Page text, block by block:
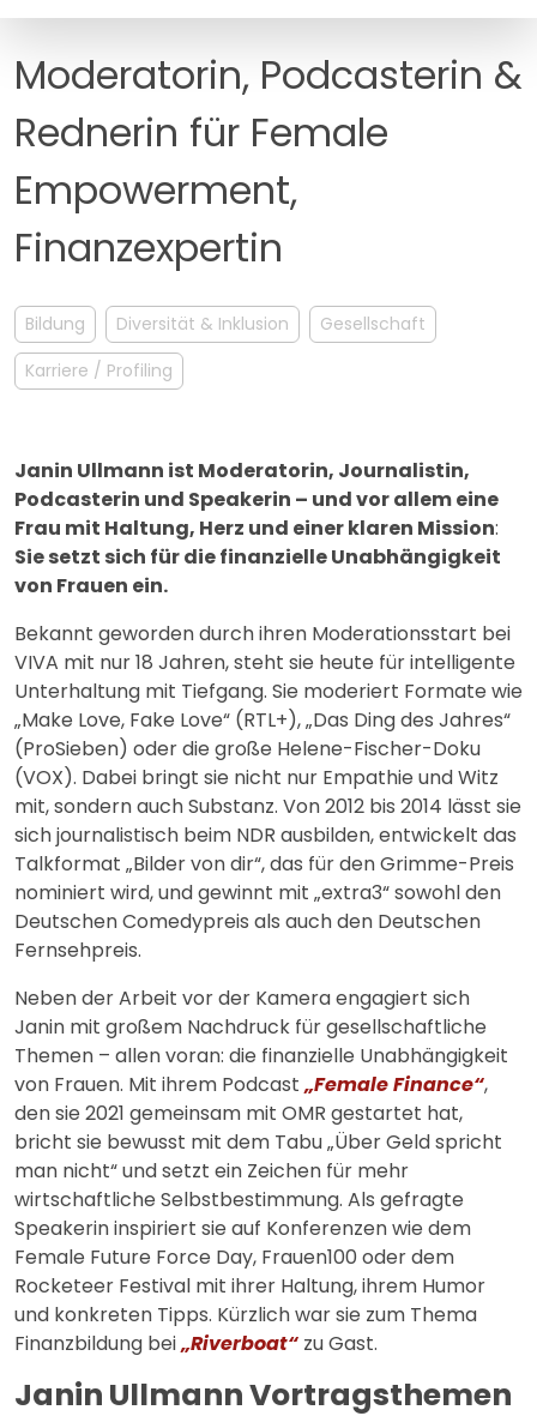
MANAGEMENT
Moderatorin, Podcasterin &
Rednerin für Female
Empowerment,
Finanzexpertin
Bildung Diversität & Inklusion
Gesellschaft
Karriere / Profiling
Janin Ullmann ist Moderatorin, Journalistin,
Podcasterin und Speakerin – und vor allem eine
Frau mit Haltung, Herz und einer klaren Mission:
Sie setzt sich für die finanzielle Unabhängigkeit
von Frauen ein.
Bekannt geworden durch ihren Moderationsstart bei
VIVA mit nur 18 Jahren, steht sie heute für intelligente
Unterhaltung mit Tiefgang. Sie moderiert Formate wie
„Make Love, Fake Love“ (RTL+), „Das Ding des Jahres“
(ProSieben) oder die große Helene-Fischer-Doku
(VOX). Dabei bringt sie nicht nur Empathie und Witz
mit, sondern auch Substanz. Von 2012 bis 2014 lässt sie
sich journalistisch beim NDR ausbilden, entwickelt das
Talkformat „Bilder von dir“, das für den Grimme-Preis
nominiert wird, und gewinnt mit „extra3“ sowohl den
Deutschen Comedypreis als auch den Deutschen
Fernsehpreis.
Neben der Arbeit vor der Kamera engagiert sich
Janin mit großem Nachdruck für gesellschaftliche
Themen – allen voran: die finanzielle Unabhängigkeit
von Frauen. Mit ihrem Podcast „Female Finance“,
den sie 2021 gemeinsam mit OMR gestartet hat,
bricht sie bewusst mit dem Tabu „Über Geld spricht
man nicht“ und setzt ein Zeichen für mehr
wirtschaftliche Selbstbestimmung. Als gefragte
Speakerin inspiriert sie auf Konferenzen wie dem
Female Future Force Day, Frauen100 oder dem
Rocketeer Festival mit ihrer Haltung, ihrem Humor
und konkreten Tipps. Kürzlich war sie zum Thema
Finanzbildung bei„Riverboat“ zu Gast.
Janin Ullmann Vortragsthemen